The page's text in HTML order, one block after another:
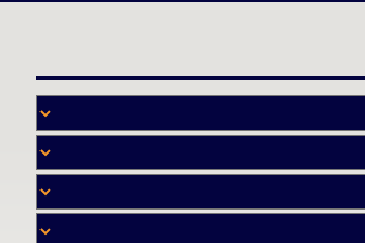
خدمة
تميّـزنا للربط بين البائع
مجاني لجميـع السلــع
أرادوا وحيثـمـا كانـوا